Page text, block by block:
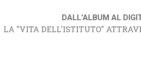
DALL'ALBUM AL
LA "VITA DELL'ISTITUTO"